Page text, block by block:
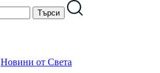
Новини от Света